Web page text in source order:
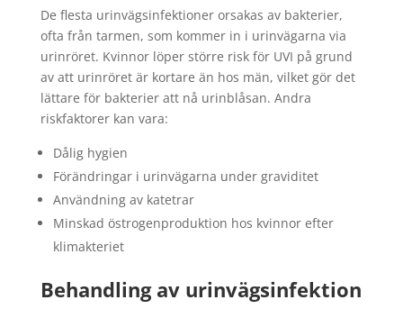
De flesta urinvägsinfektioner orsakas av bakterier,
ofta från tarmen, som kommer in i urinvägarna via
urinröret. Kvinnor löper större risk för UVI på grund
av att urinröret är kortare än hos män, vilket gör det
lättare för bakterier att nå urinblåsan. Andra
riskfaktorer kan vara:
Dålig hygien
Förändringar i urinvägarna under graviditet
Användning av katetrar
Minskad östrogenproduktion hos kvinnor efter
klimakteriet
Behandling av urinvägsinfektion